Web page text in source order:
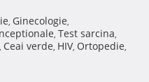
, Ginecologie,
, Test sarcina,
, Ceai verde, HIV, Ortopedie,